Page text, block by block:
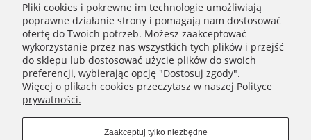
INFORMACJE
POMOC
MOJE KONTO
Pliki cookies i pokrewne im technologie umożliwiają
poprawne działanie strony i pomagają nam dostosować
ofertę do Twoich potrzeb. Możesz zaakceptować
wykorzystanie przez nas wszystkich tych plików i przejść
do sklepu lub dostosować użycie plików do swoich
preferencji, wybierając opcję "Dostosuj zgody".
Więcej o plikach cookies przeczytasz w naszej Polityce
prywatności.
Zaakceptuj tylko niezbędne